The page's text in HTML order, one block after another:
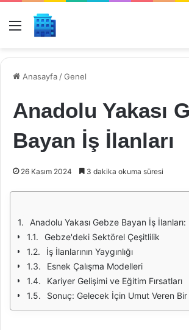
Menü
Anasayfa /Genel
Anadolu Yakası
Bayan İş İlanları
26 Kasım 2024 3 dakika okuma süresi
Anadolu Yakası Gebze Bayan İş İlanları:
Gebze'deki Sektörel Çeşitlilik
İş İlanlarının Yaygınlığı
Esnek Çalışma Modelleri
Kariyer Gelişimi ve Eğitim Fırsatları
Sonuç: Gelecek İçin Umut Veren Bir